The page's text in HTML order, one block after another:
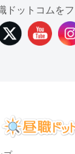
ドットコムを